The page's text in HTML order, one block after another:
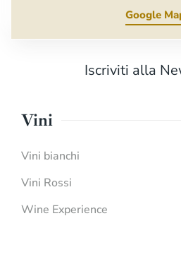
Google
Iscriviti alla
Vini
Vini bianchi
Vini Rossi
Wine Experience